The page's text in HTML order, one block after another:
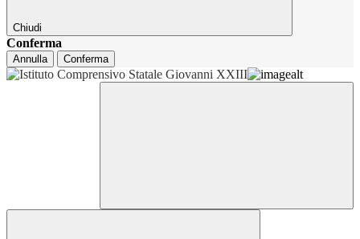
Chiudi
Conferma
Annulla Conferma